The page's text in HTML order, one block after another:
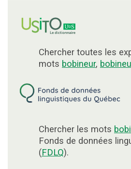
Chercher toutes les
mots bobineur,
Chercher les mots
Fonds de données
(FDLQ).